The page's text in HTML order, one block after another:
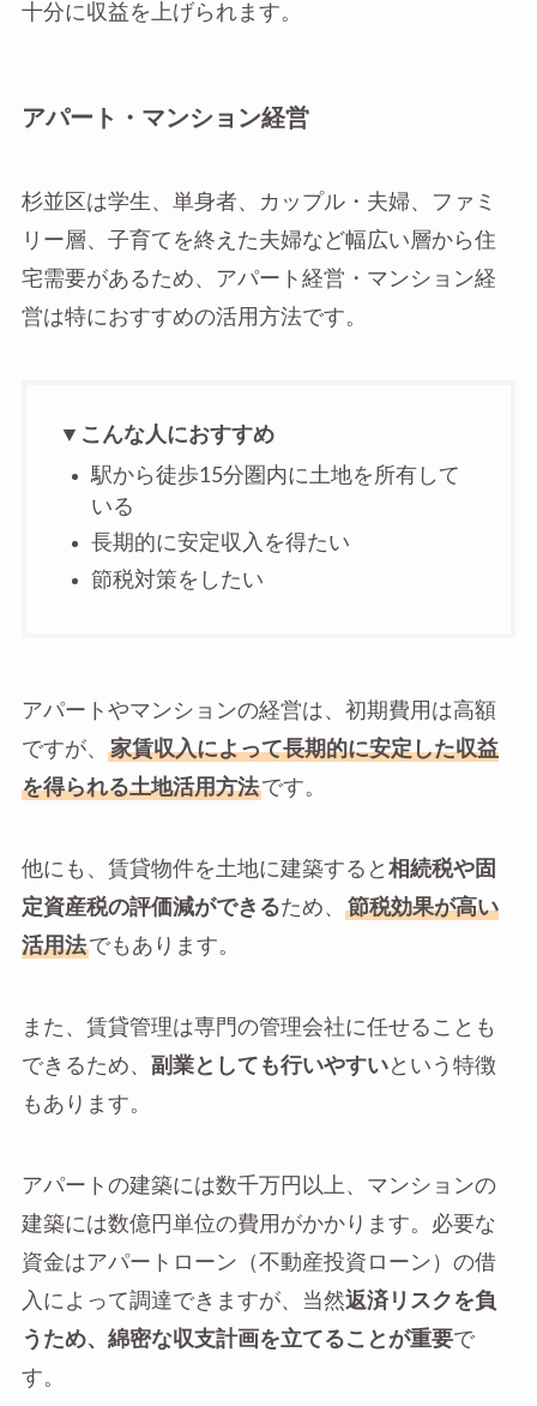
十分に収益を上げられます。
アパート・マンション経営
杉並区は学生、単身者、カップル・夫婦、ファミ
リー層、子育てを終えた夫婦など幅広い層から住
宅需要があるため、アパート経営・マンション経
営は特におすすめの活用方法です。
▼こんな人におすすめ
駅から徒歩15分圏内に土地を所有して
いる
長期的に安定収入を得たい
節税対策をしたい
アパートやマンションの経営は、初期費用は高額
ですが、
家賃収入によって長期的に安定した収益
を得られる土地活用方法です。
他にも、賃貸物件を土地に建築すると 相続税や固
定資産税の評価減ができるため、
節税効果が高い
活用法でもあります。
また、賃貸管理は専門の管理会社に任せることも
できるため、 副業としても行いやすいという特徴
もあります。
アパートの建築には数千万円以上、マンションの
建築には数億円単位の費用がかかります。必要な
資金はアパートローン（不動産投資ローン）の借
入によって調達できますが、当然返済リスクを負
うため、綿密な収支計画を立てることが重要で
す。